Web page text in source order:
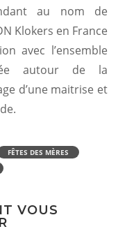
au nom de
Klokers en France
avec l’ensemble
autour de la
d’une maitrise et
FÊTES DES MÈRES
VOUS